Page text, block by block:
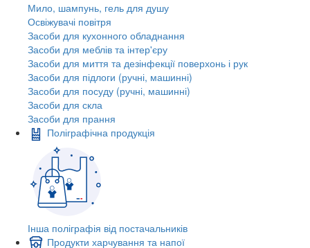
Мило, шампунь, гель для душу
Освіжувачі повітря
Засоби для кухонного обладнання
Засоби для меблів та інтер'єру
Засоби для миття та дезінфекції поверхонь і рук
Засоби для підлоги (ручні, машинні)
Засоби для посуду (ручні, машинні)
Засоби для скла
Засоби для прання
Поліграфічна продукція
Інша поліграфія від постачальників
Продукти харчування та напої